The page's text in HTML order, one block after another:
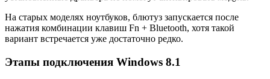
На старых моделях ноутбуков, блютуз запускается после
нажатия комбинации клавиш Fn + Bluetooth, хотя такой
вариант встречается уже достаточно редко.
Этапы подключения Windows 8.1